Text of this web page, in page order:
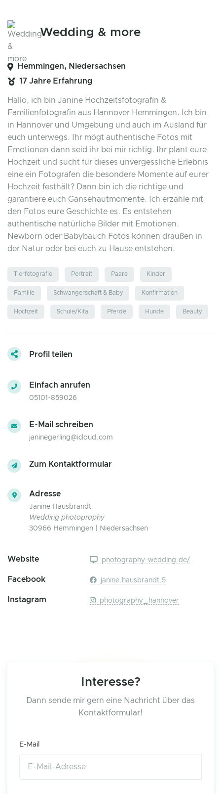
Wedding & more
Hemmingen, Niedersachsen
17 Jahre Erfahrung
Hallo, ich bin Janine Hochzeitsfotografin &
Familienfotografin aus Hannover Hemmingen. Ich bin
in Hannover und Umgebung und auch im Ausland für
euch unterwegs. Ihr mögt authentische Fotos mit
Emotionen dann seid ihr bei mir richtig. Ihr plant eure
Hochzeit und sucht für dieses unvergessliche Erlebnis
eine ein Fotografen die besondere Momente auf eurer
Hochzeit festhält? Dann bin ich die richtige und
garantiere euch Gänsehautmomente. Ich erzähle mit
den Fotos eure Geschichte es. Es entstehen
authentische natürliche Bilder mit Emotionen.
Newborn oder Babybauch Fotos können draußen in
der Natur oder bei euch zu Hause entstehen.
Tierfotografie Portrait Paare Kinder
Familie Schwangerschaft & Baby Konfirmation
Hochzeit Schule/Kita Pferde Hunde Beauty
Profil teilen
Einfach anrufen
05101-859026
E-Mail schreiben
janinegerling@icloud.com
Zum Kontaktformular
Adresse
Janine Hausbrandt
Wedding photopraphy
30966 Hemmingen | Niedersachsen
Website photography-wedding.de/
Facebook janine.hausbrandt.5
Instagram photography_hannover
Interesse?
Dann sende mir gern eine Nachricht über das
Kontaktformular!
E-Mail